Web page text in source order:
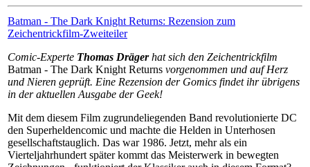
Batman - The Dark Knight Returns: Rezension zum
Zeichentrickfilm-Zweiteiler
Comic-Experte Thomas Drägerhat sich den Zeichentrickfilm
Batman - The Dark Knight Returns vorgenommen und auf Herz
und Nieren geprüft. Eine Rezension der Gomics findet ihr übrigens
in der aktuellen Ausgabe der Geek!
Mit dem diesem Film zugrundeliegenden Band revolutionierte DC
den Superheldencomic und machte die Helden in Unterhosen
gesellschaftstauglich. Das war 1986. Jetzt, mehr als ein
Vierteljahrhundert später kommt das Meisterwerk in bewegten